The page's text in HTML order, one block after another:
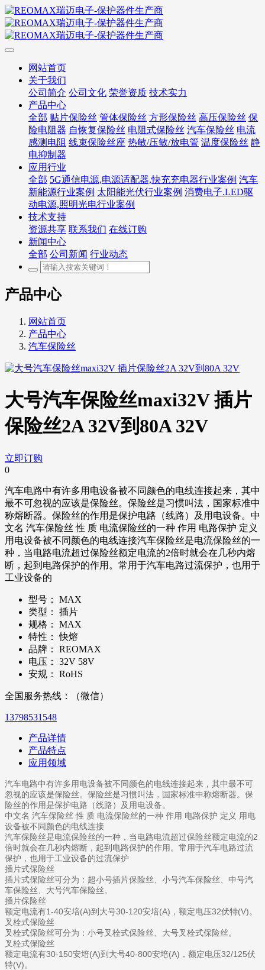
网站首页
关于我们
公司简介 公司文化 荣誉资质 技术实力
产品中心
全部 贴片保险丝 管体保险丝 方形保险丝 高压保险丝 保
险电阻器 自恢复保险丝 电阻式保险丝 汽车保险丝 电流
感测电阻 线束保险丝座 热敏/压敏/放电管 温度保险丝 静
电抑制器
应用行业
全部 5G通信电源,电源适配器,快充充电器行业案例 汽车
新能源行业案例 太阳能光伏行业案例 消费电子.LED驱
动电源,照明光电行业案例
技术支持
资源共享 联系我们 在线订购
新闻中心
全部 公司新闻 行业动态
产品中心
网站首页
产品中心
汽车保险丝
大号汽车保险丝maxi32V 插片
保险丝2A 32V到80A 32V
立即订购
0
汽车电路中有许多用电设备被不同颜色的电线连接起来，其中
最不可忽视的应该是保险丝。保险丝是习惯叫法，国家标准中
称熔断器。保险丝的作用是保护电路（线路）及用电设备。中
文名 汽车保险丝 性 质 电流保险丝的一种 作用 电路保护 定义
用电设备被不同颜色的电线连接汽车保险丝是电流保险丝的一
种，当电路电流超过保险丝额定电流的2倍时就会在几秒内熔
断，起到电路保护的作用。常用于汽车电路过流保护，也用于
工业设备的
型号：
MAX
类型：
插片
规格：
MAX
特性： 快熔
品牌：
REOMAX
电压：
32V 58V
安规：
RoHS
全国服务热线：（微信）
13798531548
产品详情
产品特点
应用领域
汽车电路中有许多用电设备被不同颜色的电线连接起来，其中最不可
忽视的应该是保险丝。保险丝是习惯叫法，国家标准中称熔断器。保
险丝的作用是保护电路（线路）及用电设备。
中文名 汽车保险丝 性 质 电流保险丝的一种 作用 电路保护 定义 用电
设备被不同颜色的电线连接
汽车保险丝是电流保险丝的一种，当电路电流超过保险丝额定电流的2
倍时就会在几秒内熔断，起到电路保护的作用。常用于汽车电路过流
保护，也用于工业设备的过流保护
插片式保险丝
插片式保险丝可分为：超小号插片保险丝、小号汽车保险丝、中号汽
车保险丝、大号汽车保险丝。
插片保险丝
额定电流有1-40安培(A)到大号30-120安培(A)，额定电压32伏特(V)。
叉栓式保险丝
叉栓式保险丝可分为：小号叉栓式保险丝、大号叉栓式保险丝。
叉栓式保险丝
额定电流有30-150安培(A)到大号40-800安培(A)，额定电压32/125伏
特(V)。